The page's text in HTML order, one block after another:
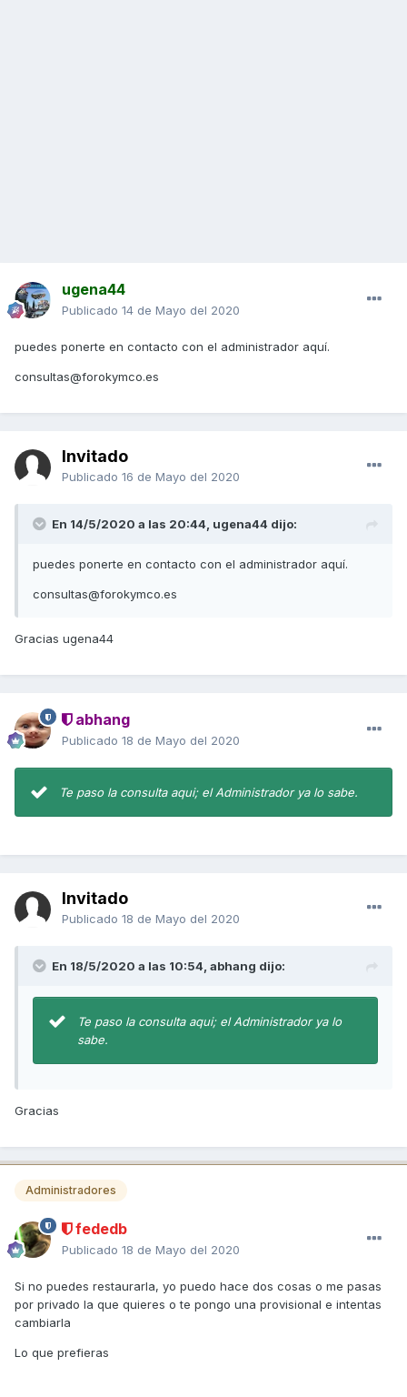
ugena44
Publicado 14 de Mayo del 2020
puedes ponerte en contacto con el administrador aquí.
consultas@forokymco.es
Invitado
Publicado 16 de Mayo del 2020
En 14/5/2020 a las 20:44, ugena44 dijo:
puedes ponerte en contacto con el administrador aquí.
consultas@forokymco.es
Gracias ugena44
abhang
Publicado 18 de Mayo del 2020
Te paso la consulta aqui; el Administrador ya lo sabe.
Invitado
Publicado 18 de Mayo del 2020
En 18/5/2020 a las 10:54, abhang dijo:
Te paso la consulta aqui; el Administrador ya lo
sabe.
Gracias
Administradores
fededb
Publicado 18 de Mayo del 2020
Si no puedes restaurarla, yo puedo hace dos cosas o me pasas
por privado la que quieres o te pongo una provisional e intentas
cambiarla
Lo que prefieras